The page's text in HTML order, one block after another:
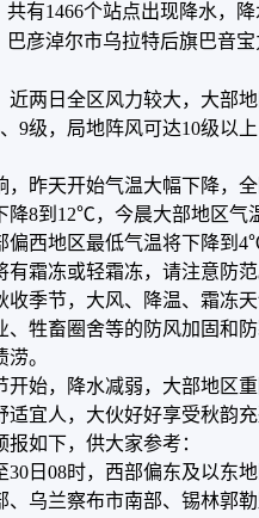
共有1466个站点出现降水，
巴彦淖尔市乌拉特后旗巴音
近两日全区风力较大，大部
9级，局地阵风可达10级以
，昨天开始气温大幅下降，
降8到12℃，今晨大部地区气
偏西地区最低气温将下降到
有霜冻或轻霜冻，请注意防范
收季节，大风、降温、霜冻
、牲畜圈舍等的防风加固和
。
开始，降水减弱，大部地区
适宜人，大伙好好享受秋韵充
报如下，供大家参考：
30日08时，西部偏东及以东
、乌兰察布市南部、锡林郭